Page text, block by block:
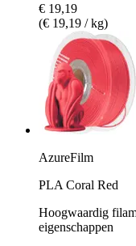
€ 19,19
(€ 19,19 / kg)
AzureFilm
PLA Coral Red
Hoogwaardig
eigenschappen